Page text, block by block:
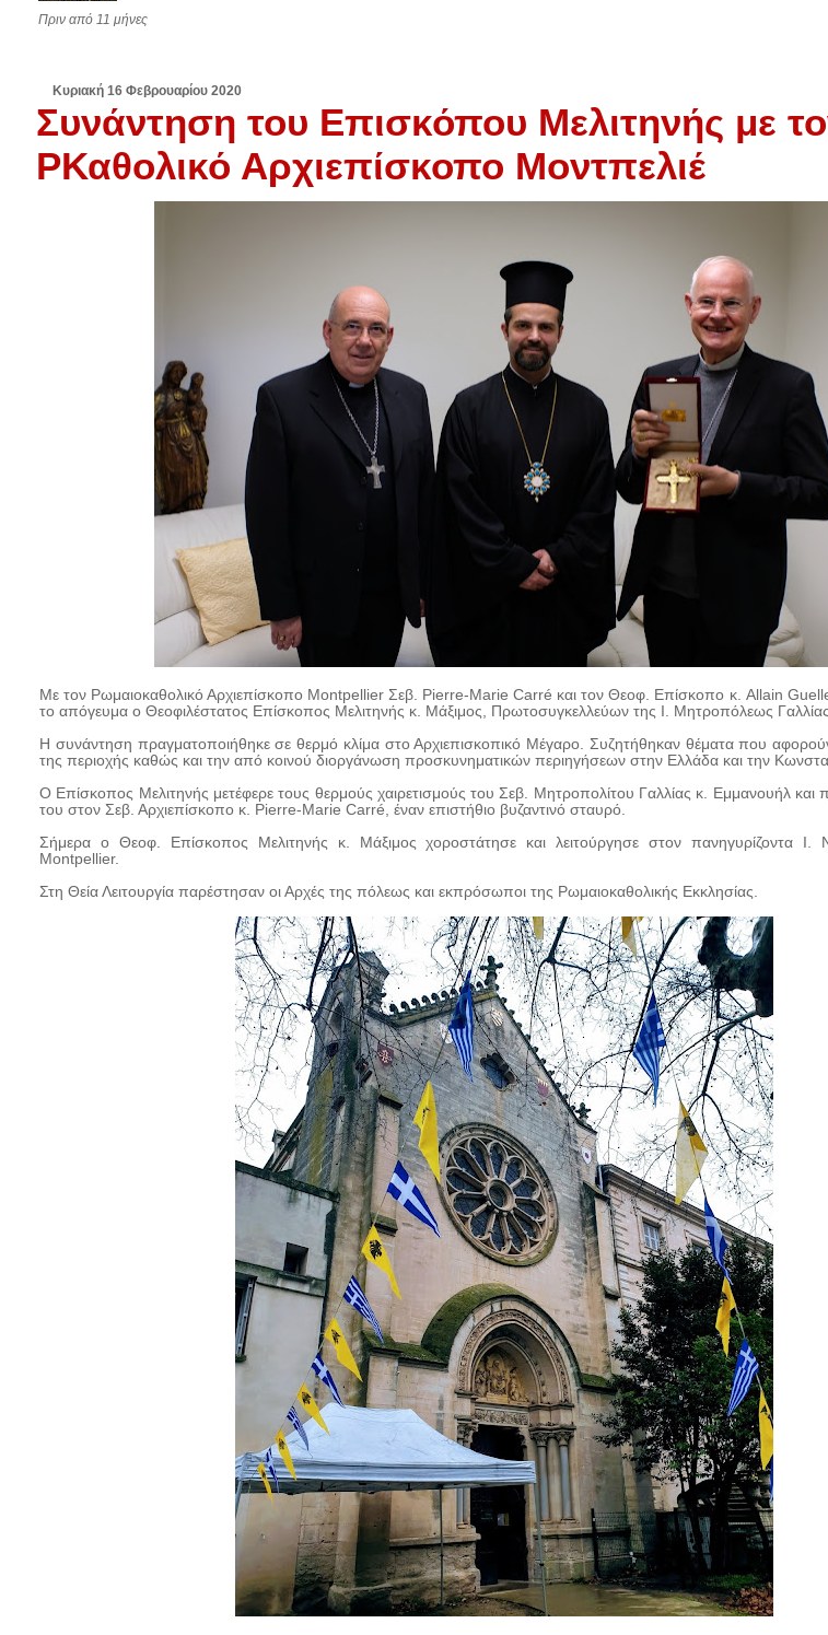
Πριν από 11 μήνες
Κυριακή 16 Φεβρουαρίου 2020
Συνάντηση του Επισκόπου Μελιτηνής με
ΡΚαθολικό Αρχιεπίσκοπο Μοντπελιέ
Με τον Ρωμαιοκαθολικό Αρχιεπίσκοπο Montpellier Σεβ. Pierre-Marie Carré και τον Θεοφ. Επίσκοπο κ. Allain
το απόγευμα ο Θεοφιλέστατος Επίσκοπος Μελιτηνής κ. Μάξιμος, Πρωτοσυγκελλεύων της Ι. Μητροπόλεως
Η συνάντηση πραγματοποιήθηκε σε θερμό κλίμα στο Αρχιεπισκοπικό Μέγαρο. Συζητήθηκαν θέματα που
της περιοχής καθώς και την από κοινού διοργάνωση προσκυνηματικών περιηγήσεων στην Ελλάδα και την
Ο Επίσκοπος Μελιτηνής μετέφερε τους θερμούς χαιρετισμούς του Σεβ. Μητροπολίτου Γαλλίας κ. Εμμανουήλ και
του στον Σεβ. Αρχιεπίσκοπο κ. Pierre-Marie Carré, έναν επιστήθιο βυζαντινό σταυρό.
Σήμερα ο Θεοφ. Επίσκοπος Μελιτηνής κ. Μάξιμος χοροστάτησε και λειτούργησε στον πανηγυρίζοντα Ι.
Montpellier.
Στη Θεία Λειτουργία παρέστησαν οι Αρχές της πόλεως και εκπρόσωποι της Ρωμαιοκαθολικής Εκκλησίας.